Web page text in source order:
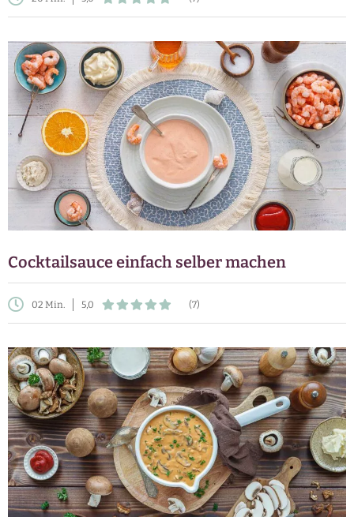
Cocktailsauce einfach selber machen
02 Min. 5,0 (7)